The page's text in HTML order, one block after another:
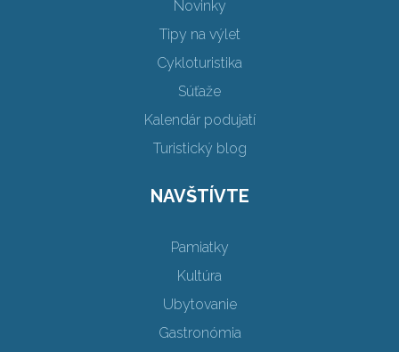
Novinky
Tipy na výlet
Cykloturistika
Súťaže
Kalendár podujatí
Turistický blog
NAVŠTÍVTE
Pamiatky
Kultúra
Ubytovanie
Gastronómia